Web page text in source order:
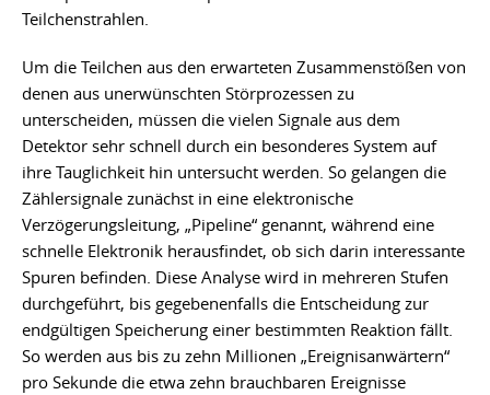
Teilchenstrahlen.
Um die Teilchen aus den erwarteten Zusammenstößen von
denen aus unerwünschten Störprozessen zu
unterscheiden, müssen die vielen Signale aus dem
Detektor sehr schnell durch ein besonderes System auf
ihre Tauglichkeit hin untersucht werden. So gelangen die
Zählersignale zunächst in eine elektronische
Verzögerungsleitung, „Pipeline“ genannt, während eine
schnelle Elektronik herausfindet, ob sich darin interessante
Spuren befinden. Diese Analyse wird in mehreren Stufen
durchgeführt, bis gegebenenfalls die Entscheidung zur
endgültigen Speicherung einer bestimmten Reaktion fällt.
So werden aus bis zu zehn Millionen „Ereignisanwärtern“
pro Sekunde die etwa zehn brauchbaren Ereignisse